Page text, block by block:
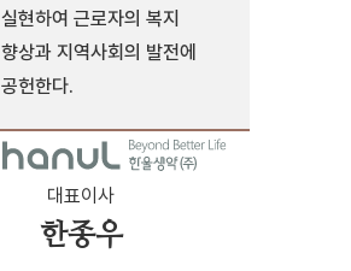
실현하여 근로자의 복지
향상과 지역사회의 발전에
공헌한다.
대표이사
한종우